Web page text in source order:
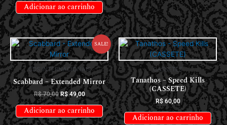
Adicionar ao carrinho
Sale!
CDS INTERNACIONAIS
Scabbard – Extended Mirror
R$70,00 R$49,00
Adicionar ao carrinho
CASSETES
Tanathos – Speed Kills
(CASSETE)
R$60,00
Adicionar ao carrinho